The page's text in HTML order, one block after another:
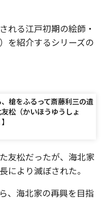
れる江戸初期の絵師・
を紹介するシリーズの
槍をふるって斎藤利三の遺
松（かいほうゆうしょ
友松だったが、海北家
により滅ぼされた。
、海北家の再興を目指